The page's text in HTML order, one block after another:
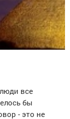
все
бы
- это не